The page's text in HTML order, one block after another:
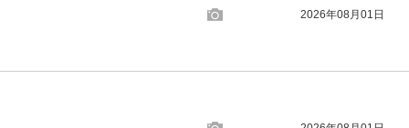
2026年08月01日